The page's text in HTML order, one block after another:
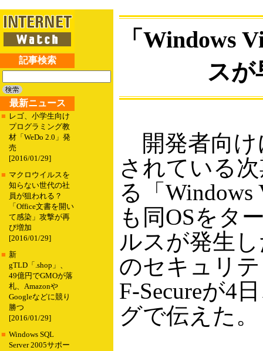
記事検索
最新ニュース
■ レゴ、小学生向け
プログラミング教
材「WeDo 2.0」発
売
[2016/01/29]
■ マクロウイルスを
知らない世代の社
員が狙われる？
「Office文書を開い
て感染」攻撃が再
び増加
[2016/01/29]
■ 新
gTLD「.shop」、
49億円でGMOが落
札、Amazonや
Googleなどに競り
勝つ
[2016/01/29]
■ Windows SQL
Server 2005サポー
「Windows
スが
開発者向け
されている
る「
も同OSをタ
ルスが発生
のセキュリ
F-Secureが4
グで伝えた。